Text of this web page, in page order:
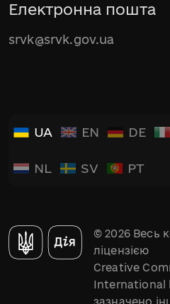
Електронна пошта
srvk@srvk.gov.ua
UA EN DE
NL SV PT
© 2026 Весь
ліцензією
Creative
International
зазначено